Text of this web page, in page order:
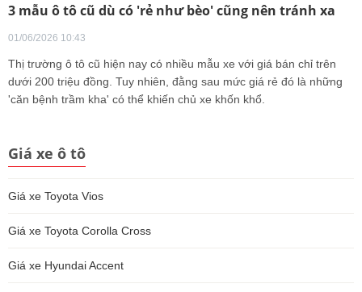
3 mẫu ô tô cũ dù có 'rẻ như bèo' cũng nên tránh xa
01/06/2026 10:43
Thị trường ô tô cũ hiện nay có nhiều mẫu xe với giá bán chỉ trên
dưới 200 triệu đồng. Tuy nhiên, đằng sau mức giá rẻ đó là những
'căn bệnh trầm kha' có thể khiến chủ xe khốn khổ.
Giá xe ô tô
Giá xe Toyota Vios
Giá xe Toyota Corolla Cross
Giá xe Hyundai Accent